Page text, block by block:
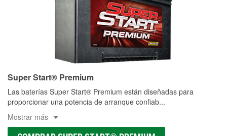
Super Start® Premium
Las baterías Super Start® Premium están diseñadas para
proporcionar una potencia de arranque confiab...
Mostrar más